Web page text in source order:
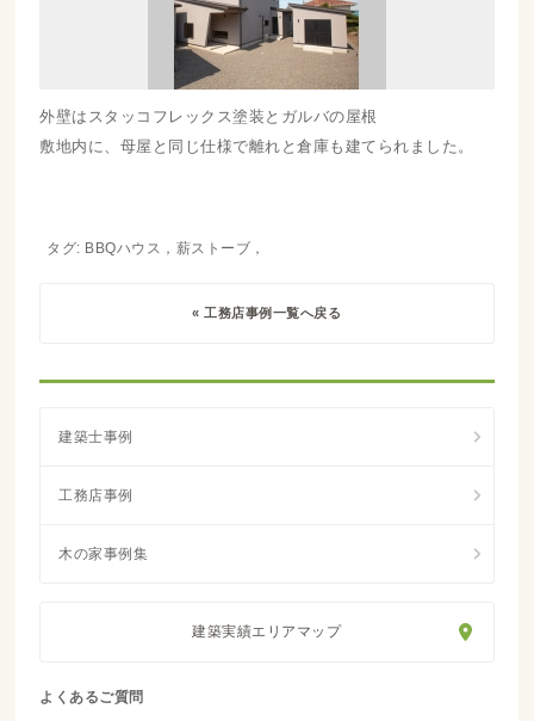
外壁はスタッコフレックス塗装とガルバの屋根
敷地内に、母屋と同じ仕様で離れと倉庫も建てられました。
タグ: BBQハウス，薪ストーブ，
« 工務店事例一覧へ戻る
建築実績エリアマップ
よくあるご質問